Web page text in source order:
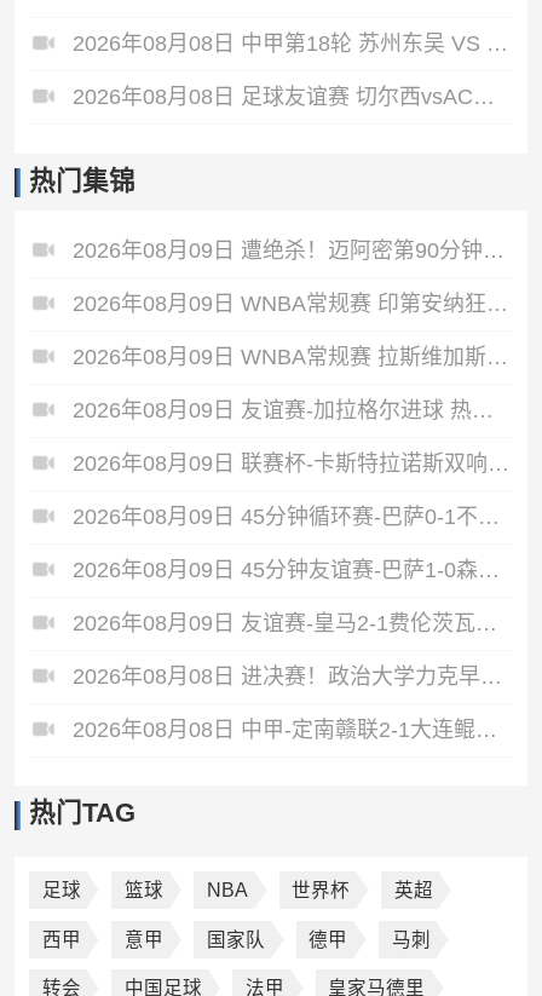
2026年08月08日 中甲第18轮 苏州东吴 VS 长春亚泰 全场录像
2026年08月08日 足球友谊赛 切尔西vsAC米兰 全场录像
热门集锦
2026年08月09日 遭绝杀！迈阿密第90分钟丢球1-2蒙特雷 德保罗破门展示梅西球衣
2026年08月09日 WNBA常规赛 印第安纳狂热 90 - 86 芝加哥天空 全场集锦
2026年08月09日 WNBA常规赛 拉斯维加斯王牌 87 - 98 明尼苏达山猫 全场集锦
2026年08月09日 友谊赛-加拉格尔进球 热刺1-1赫塔费
2026年08月09日 联赛杯-卡斯特拉诺斯双响 西汉姆联3-1朴茨茅斯
2026年08月09日 45分钟循环赛-巴萨0-1不敌乌迪内斯无缘冠军 巴约挑射绝杀
2026年08月09日 45分钟友谊赛-巴萨1-0森林 拉菲点射费尔明造点 两队各一次中柱
2026年08月09日 友谊赛-皇马2-1费伦茨瓦罗斯 里瓦斯建功埃斯皮破门巴尔韦德助攻
2026年08月08日 进决赛！政治大学力克早稻田大学 谢昀达26+6 波波卡22+15+7
2026年08月08日 中甲-定南赣联2-1大连鲲城 达西埃尔两分钟两球
热门TAG
足球 篮球 NBA 世界杯 英超
西甲 意甲 国家队 德甲 马刺
转会 中国足球 法甲 皇家马德里